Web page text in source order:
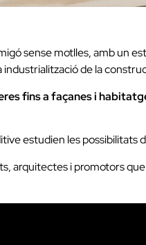
sense motlles, amb un
de la
fins a façanes i
estudien les
arquitectes i promotors